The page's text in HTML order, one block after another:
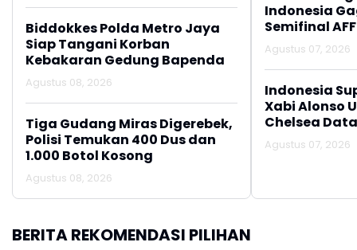
Biddokkes Polda Metro Jaya
Siap Tangani Korban
Kebakaran Gedung Bapenda
Agustus 08, 2026
Tiga Gudang Miras Digerebek,
Polisi Temukan 400 Dus dan
1.000 Botol Kosong
Agustus 08, 2026
Indonesia
Semifinal
Agustus 07, 2026
Indonesia
Xabi Alonso
Chelsea
Agustus 07, 2026
BERITA REKOMENDASI PILIHAN